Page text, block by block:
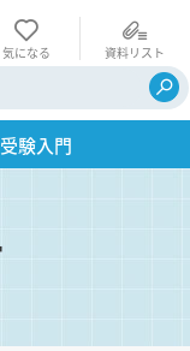
気になる 資料リスト
験入門